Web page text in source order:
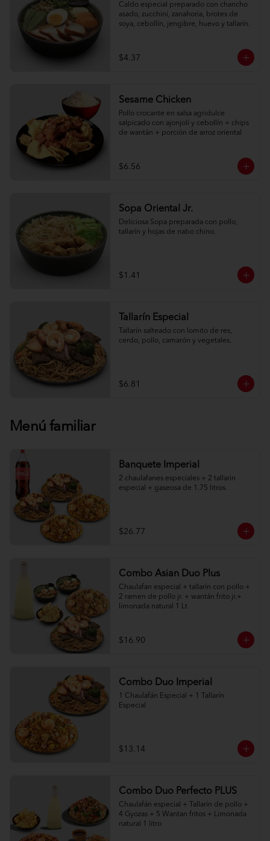
Caldo especial preparado con chancho
asado, zucchini, zanahoria, brotes de
soya, cebollín, jengibre, huevo y tallarín.
$4.37
Sesame Chicken
Pollo crocante en salsa agridulce
salpicado con ajonjolí y cebollín + chips
de wantán + porción de arroz oriental
$6.56
Sopa Oriental Jr.
Deliciosa Sopa preparada con pollo,
tallarín y hojas de nabo chino.
$1.41
Tallarín Especial
Tallarín salteado con lomito de res,
cerdo, pollo, camarón y vegetales.
$6.81
Menú familiar
Banquete Imperial
2 chaulafanes especiales + 2 tallarin
especial + gaseosa de 1.75 litros.
$26.77
Combo Asian Duo Plus
Chaulafan especial + tallarín con pollo +
2 ramen de pollo jr. + wantán frito jr.+
limonada natural 1 Lt
$16.90
Combo Duo Imperial
1 Chaulafán Especial + 1 Tallarín
Especial
$13.14
Combo Duo Perfecto PLUS
Chaulafán especial + Tallarín de pollo +
4 Gyozas + 5 Wantan fritos + Limonada
natural 1 litro